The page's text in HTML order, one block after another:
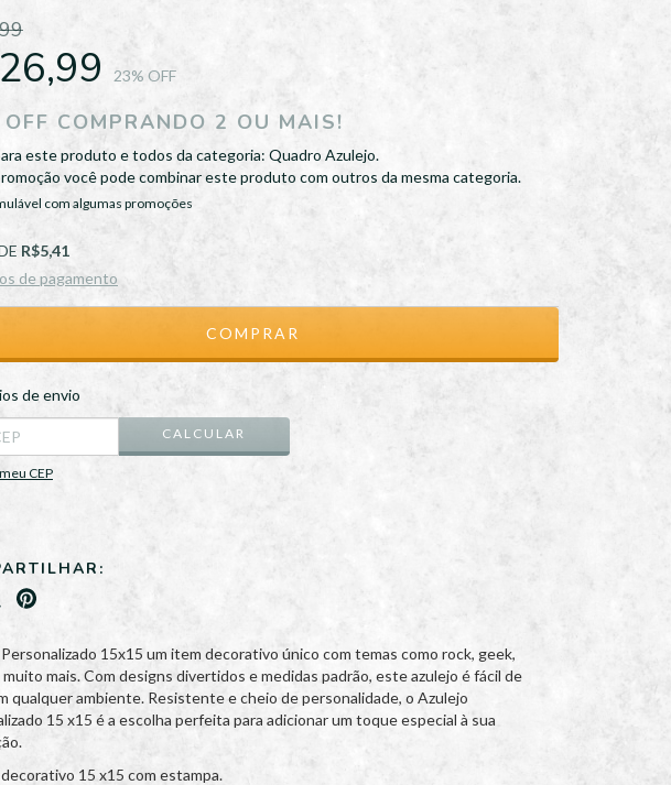
23% OFF
COMPRANDO 2 OU MAIS!
este produto e todos da categoria: Quadro Azulejo.
você pode combinar este produto com outros da mesma categoria.
com algumas promoções
R$5,41
de pagamento
para o CEP:
de envio
CALCULAR
CEP
15x15 um item decorativo único com temas como rock, geek,
mais. Com designs divertidos e medidas padrão, este azulejo é fácil de
qualquer ambiente. Resistente e cheio de personalidade, o Azulejo
15 x15 é a escolha perfeita para adicionar um toque especial à sua
15 x15 com estampa.